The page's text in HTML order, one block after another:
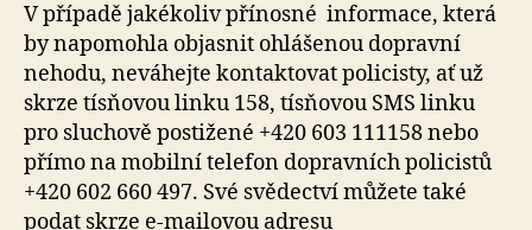
V případě jakékoliv přínosné informace, která
by napomohla objasnit ohlášenou dopravní
nehodu, neváhejte kontaktovat policisty, ať už
skrze tísňovou linku 158, tísňovou SMS linku
pro sluchově postižené +420 603 111158 nebo
přímo na mobilní telefon dopravních policistů
+420 602 660 497. Své svědectví můžete také
podat skrze e-mailovou adresu